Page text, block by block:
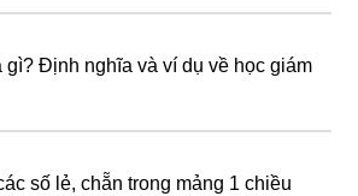
gì? Định nghĩa và ví dụ về học giám
số lẻ, chẵn trong mảng 1 chiều